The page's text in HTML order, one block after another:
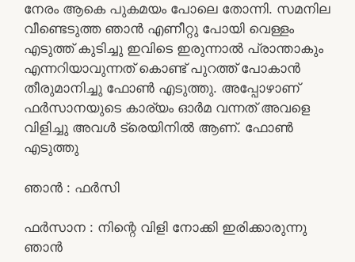
നേരം ആകെ പുകമയം പോലെ തോന്നി. സമനില
വീണ്ടെടുത്ത ഞാൻ എണീറ്റു പോയി വെള്ളം
എടുത്ത് കുടിച്ചു ഇവിടെ ഇരുന്നാൽ പ്രാന്താകും
എന്നറിയാവുന്നത് കൊണ്ട് പുറത്ത് പോകാൻ
തീരുമാനിച്ചു ഫോൺ എടുത്തു. അപ്പോഴാണ്
ഫർസാനയുടെ കാര്യം ഓർമ വന്നത് അവളെ
വിളിച്ചു അവൾ ട്രെയിനിൽ ആണ്. ഫോൺ
എടുത്തു
ഞാൻ : ഫർസി
ഫർസാന : നിന്റെ വിളി നോക്കി ഇരിക്കാരുന്നു
ഞാൻ